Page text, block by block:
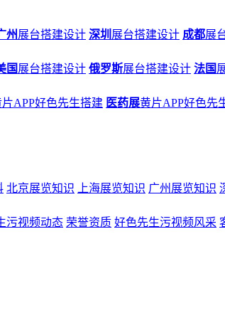
州展台搭建设计 深圳 展台搭建设计 成都展
国 展台搭建设计 俄罗斯展台搭建设计 法国
片APP好色先生搭建 医药展黄片APP好色先
北京展览知识 上海展览知识 广州展览知识
污视频动态 荣誉资质 好色先生污视频风采